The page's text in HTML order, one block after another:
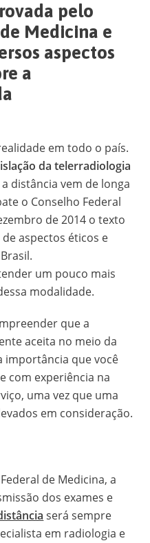
pelo
Medicina e
aspectos
a
em todo o país.
da telerradiologia
distância vem de longa
o Conselho Federal
de 2014 o texto
aspectos éticos e
um pouco mais
modalidade.
que a
aceita no meio da
importância que você
com experiência na
uma vez que uma
em consideração.
de Medicina, a
dos exames e
será sempre
em radiologia e